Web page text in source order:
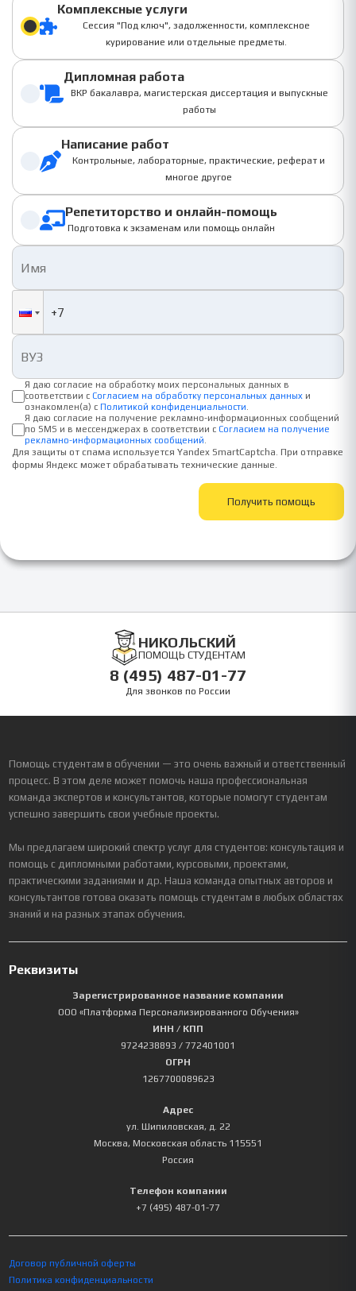
Комплексные услуги
Сессия "Под ключ", задолженности, комплексное
курирование или отдельные предметы.
Дипломная работа
ВКР бакалавра, магистерская диссертация и выпускные
работы
Написание работ
Контрольные, лабораторные, практические, реферат и
многое другое
Репетиторство и онлайн-помощь
Подготовка к экзаменам или помощь онлайн
Я даю согласие на обработку моих персональных данных в
соответствии с Согласием на обработку персональных данных и
ознакомлен(а) с Политикой конфиденциальности
Я даю согласие на получение рекламно-информационных сообщений
по SMS и в мессенджерах в соответствии с Согласием на получение
рекламно-информационных сообщений
Для защиты от спама используется Yandex SmartCaptcha. При отправке
формы Яндекс может обрабатывать технические данные.
Получить помощь
НИКОЛЬСКИЙ
ПОМОЩЬ СТУДЕНТАМ
8 (495) 487-01-77
Для звонков по России
Помощь студентам в обучении — это очень важный и ответственный
процесс. В этом деле может помочь наша профессиональная
команда экспертов и консультантов, которые помогут студентам
успешно завершить свои учебные проекты.
Мы предлагаем широкий спектр услуг для студентов: консультация и
помощь с дипломными работами, курсовыми, проектами,
практическими заданиями и др. Наша команда опытных авторов и
консультантов готова оказать помощь студентам в любых областях
знаний и на разных этапах обучения.
Реквизиты
Зарегистрированное название компании
ООО «Платформа Персонализированного Обучения»
ИНН / КПП
9724238893 / 772401001
ОГРН
1267700089623
Адрес
ул. Шипиловская, д. 22
Москва, Московская область 115551
Россия
Телефон компании
+7 (495) 487-01-77
Договор публичной оферты
Политика конфиденциальности